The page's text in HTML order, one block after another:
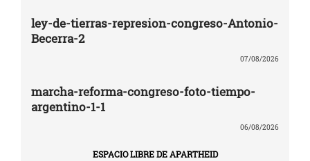
ley-de-tierras-represion-congreso-Antonio-
Becerra-2
07/08/2026
marcha-reforma-congreso-foto-tiempo-
argentino-1-1
06/08/2026
ESPACIO LIBRE DE APARTHEID